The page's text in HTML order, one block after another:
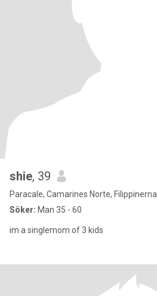
shie, 39
Paracale, Camarines Norte, Filippinerna
Söker: Man 35 - 60
im a singlemom of 3 kids